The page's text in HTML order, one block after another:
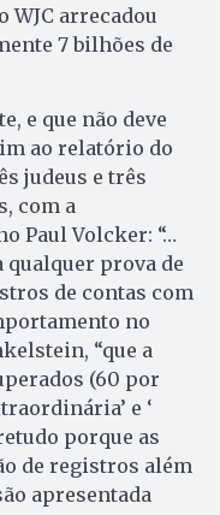
arrecadou
7 bilhões de
e que não deve
ao relatório do
judeus e três
com a
Paul Volcker: “…
qualquer prova de
de contas com
no
“que a
(60 por
e ‘
porque as
de registros além
apresentada